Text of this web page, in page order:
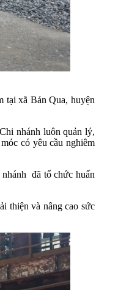
tại xã Bản Qua, huyện
nhánh luôn quản lý,
có yêu cầu nghiêm
đã tổ chức huấn
thiện và nâng cao sức